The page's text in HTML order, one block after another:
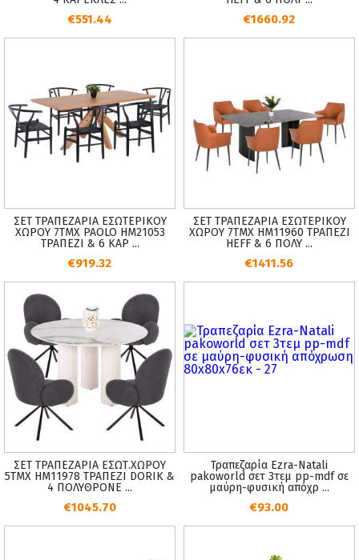
€551.44 €1660.92
ΣΕΤ ΤΡΑΠΕΖΑΡΙΑ ΕΣΩΤΕΡΙΚΟΥ
ΧΩΡΟΥ 7ΤΜΧ PAOLO HM21053
ΤΡΑΠΕΖΙ & 6 ΚΑΡ ...
€919.32
ΣΕΤ ΤΡΑΠΕΖΑΡΙΑ ΕΣΩΤΕΡΙΚΟΥ
ΧΩΡΟΥ 7ΤΜΧ HM11960 ΤΡΑΠΕΖΙ
HEFF & 6 ΠΟΛΥ ...
€1411.56
ΣΕΤ ΤΡΑΠΕΖΑΡΙΑ ΕΣΩΤ.ΧΩΡΟΥ
5ΤΜΧ HM11978 ΤΡΑΠΕΖΙ DORIK &
4 ΠΟΛΥΘΡΟΝΕ ...
€1045.70
Τραπεζαρία Ezra-Natali
pakoworld σετ 3τεμ pp-mdf σε
μαύρη-φυσική απόχρ ...
€93.00